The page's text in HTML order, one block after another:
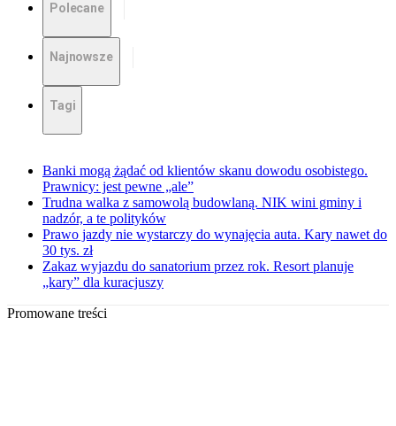
Polecane
Najnowsze
Tagi
Banki mogą żądać od klientów skanu dowodu osobistego.
Prawnicy: jest pewne „ale”
Trudna walka z samowolą budowlaną. NIK wini gminy i
nadzór, a te polityków
Prawo jazdy nie wystarczy do wynajęcia auta. Kary nawet do
30 tys. zł
Zakaz wyjazdu do sanatorium przez rok. Resort planuje
„kary” dla kuracjuszy
Promowane treści